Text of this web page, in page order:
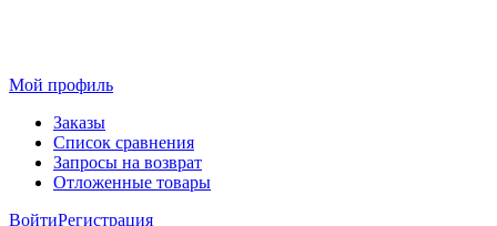
Мой профиль
Заказы
Список сравнения
Запросы на возврат
Отложенные товары
ВойтиРегистрация